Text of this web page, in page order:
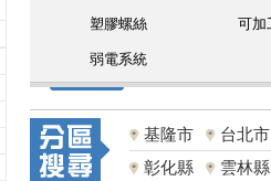
塑膠螺絲 可加
弱電系統
基隆市
台北市
彰化縣
雲林縣